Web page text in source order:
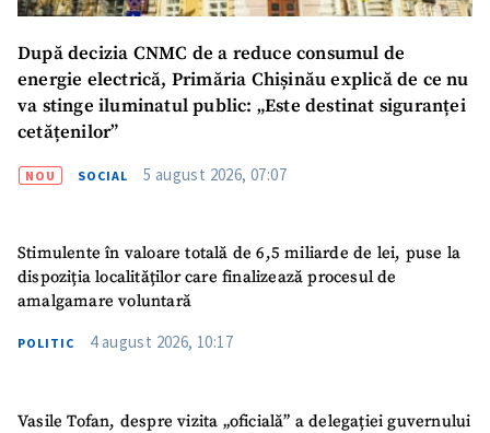
SUSȚINE
După decizia CNMC de a reduce consumul de
energie electrică, Primăria Chișinău explică de ce nu
va stinge iluminatul public: „Este destinat siguranței
cetățenilor”
NOU SOCIAL 5 august 2026, 07:07
Stimulente în valoare totală de 6,5 miliarde de lei, puse la
dispoziția localităților care finalizează procesul de
amalgamare voluntară
POLITIC 4 august 2026, 10:17
Vasile Tofan, despre vizita „oficială” a delegației guvernului